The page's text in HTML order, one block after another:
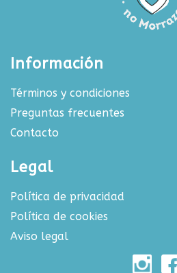
Información
Términos y condiciones
Preguntas frecuentes
Contacto
Legal
Política de privacidad
Política de cookies
Aviso legal